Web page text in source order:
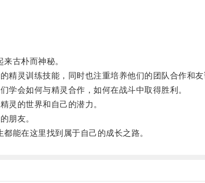
古朴而神秘。
灵训练技能，同时也注重培养他们的团队合作和友
会如何与精灵合作，如何在战斗中取得胜利。
的世界和自己的潜力。
朋友。
能在这里找到属于自己的成长之路。